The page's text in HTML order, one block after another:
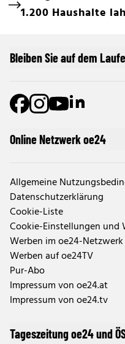
1.200 Haushalte
Online Netzwerk oe24
Allgemeine
Datenschutzerklärung
Cookie-Liste
Cookie-Einstellungen und
Werben im oe24-Netzwerk
Werben auf oe24TV
Pur-Abo
Impressum von oe24.at
Impressum von oe24.tv
Tageszeitung oe24 und
Bleiben Sie auf dem